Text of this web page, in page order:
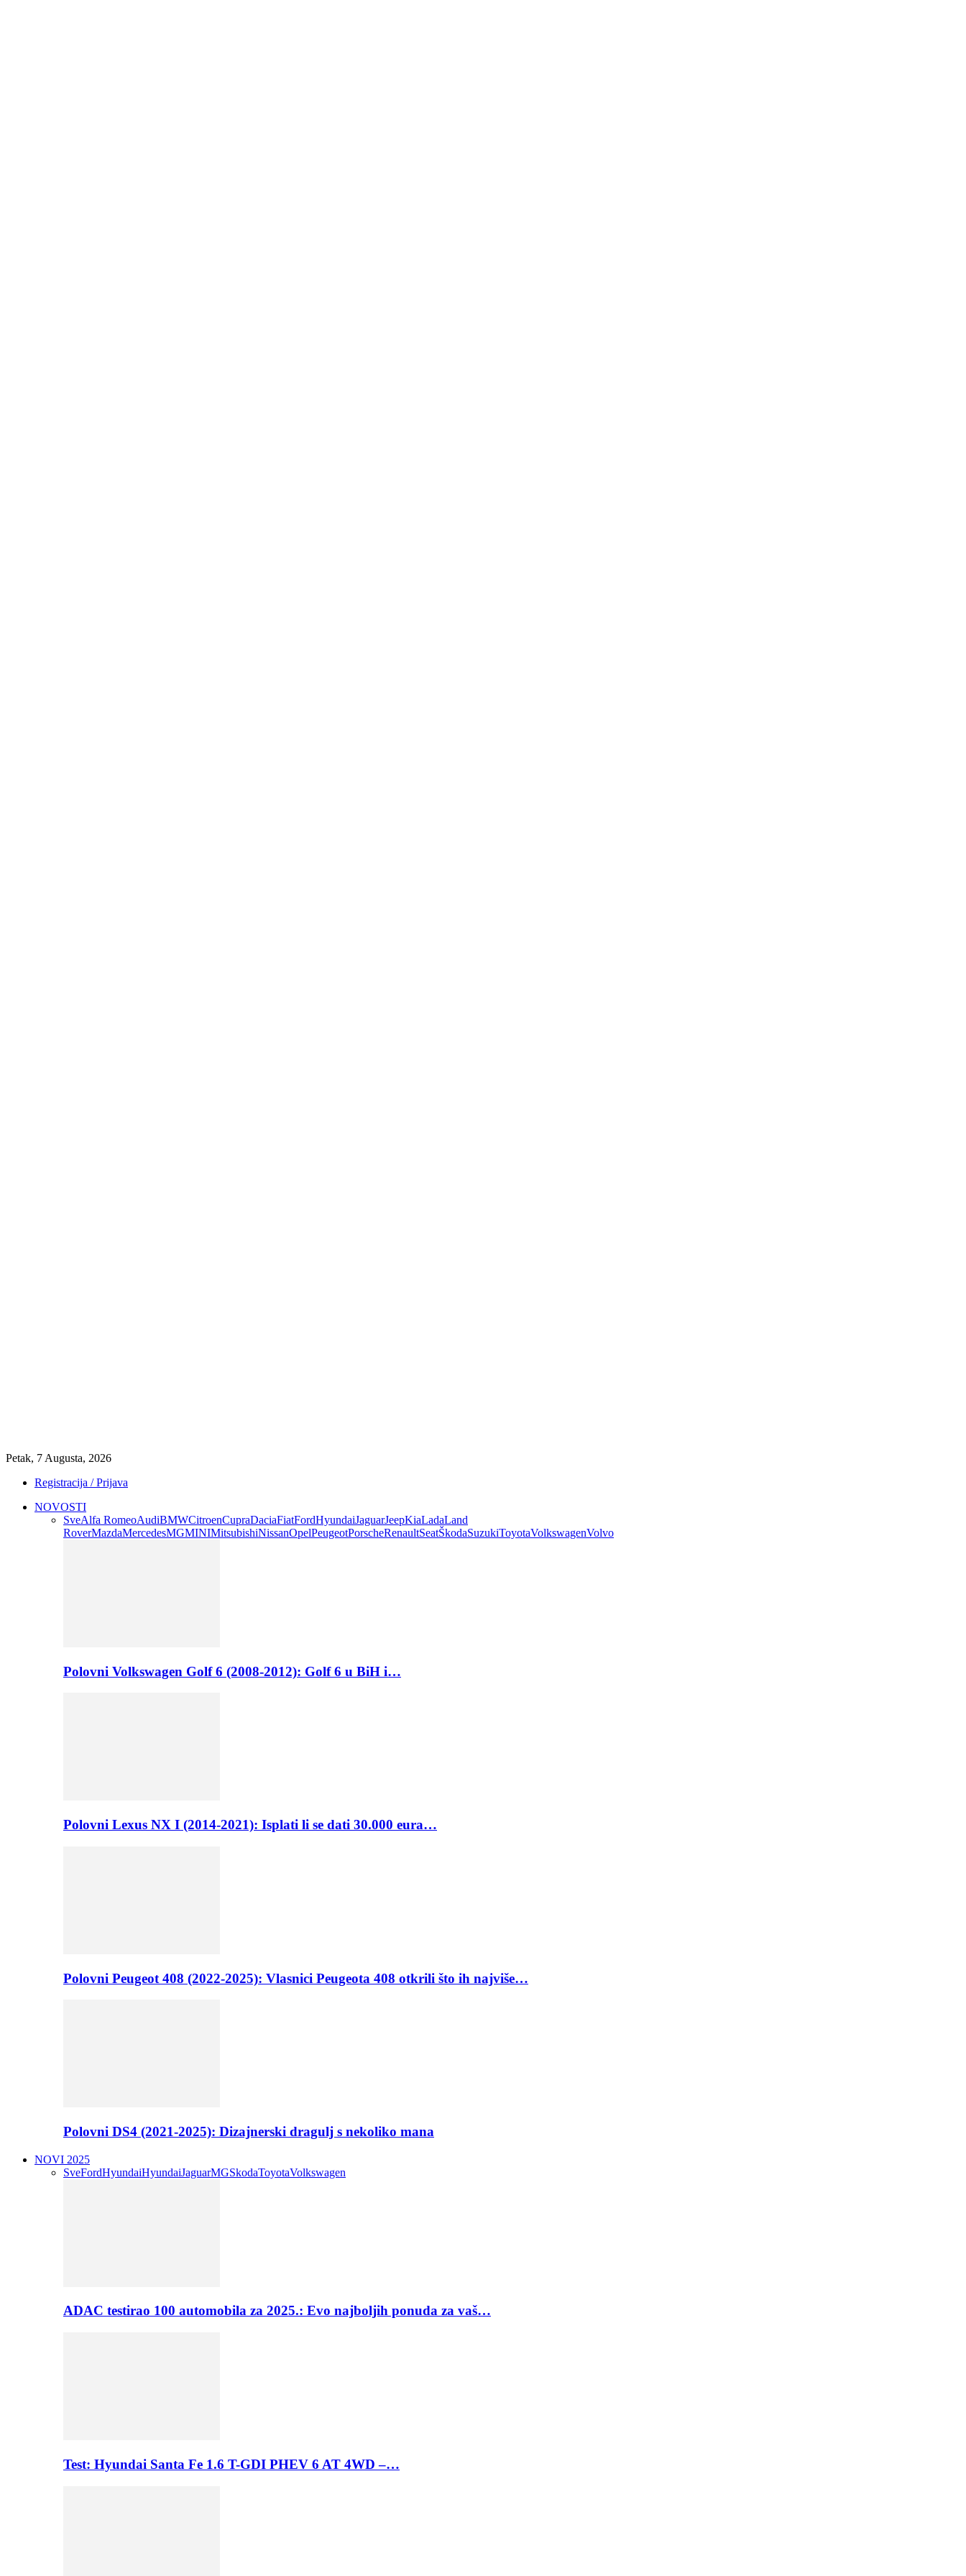
Petak, 7 Augusta, 2026
Registracija / Prijava
NOVOSTI
SveAlfa RomeoAudiBMWCitroenCupraDaciaFiatFordHyundaiJaguarJeepKiaLadaLand
RoverMazdaMercedesMGMINIMitsubishiNissanOpelPeugeotPorscheRenaultSeatŠkodaSuzukiToyotaVolkswagenVolvo
Polovni Volkswagen Golf 6 (2008-2012): Golf 6 u BiH i…
Polovni Lexus NX I (2014-2021): Isplati li se dati 30.000 eura…
Polovni Peugeot 408 (2022-2025): Vlasnici Peugeota 408 otkrili što ih najviše…
Polovni DS4 (2021-2025): Dizajnerski dragulj s nekoliko mana
NOVI 2025
SveFordHyundaiHyundaiJaguarMGSkodaToyotaVolkswagen
ADAC testirao 100 automobila za 2025.: Evo najboljih ponuda za vaš…
Test: Hyundai Santa Fe 1.6 T-GDI PHEV 6 AT 4WD –…